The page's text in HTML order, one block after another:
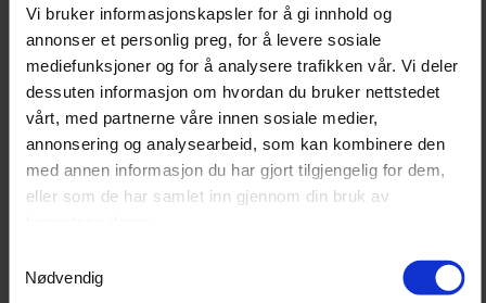
Vi bruker informasjonskapsler for å gi innhold og
annonser et personlig preg, for å levere sosiale
mediefunksjoner og for å analysere trafikken vår. Vi deler
dessuten informasjon om hvordan du bruker nettstedet
vårt, med partnerne våre innen sosiale medier,
annonsering og analysearbeid, som kan kombinere den
med annen informasjon du har gjort tilgjengelig for dem,
eller som de har samlet inn gjennom din bruk av
Nødvendig
Effektiv smussfjerning: De unike chenille-
fingrene på hansken fanger effektivt opp smuss og
partikler for en dyp rengjøring.
Enkel rengjøring:Vaskehansken kan vaskes i
maskin, noe som gjør den både gjenbrukbar og
økonomisk i lengden.
Spesifikasjoner:
Materiale: Mikrofiber
Bruksanvisning: